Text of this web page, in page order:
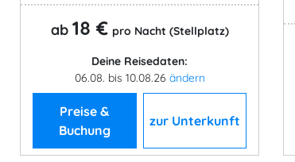
ab 18 € pro Nacht (Stellplatz)
Deine Reisedaten:
06.08. bis 10.08.26 ändern
Preise &
Buchung
zur Unterkunft